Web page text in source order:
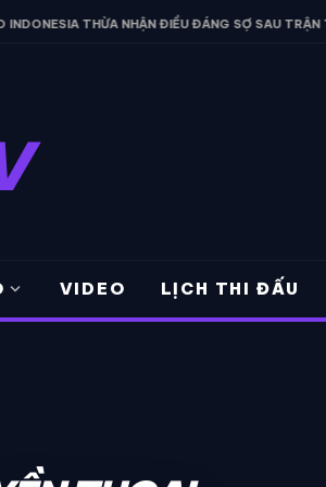
NHẬN ĐIỀU ĐÁNG SỢ SAU TRẬN THUA VIỆT NAM
expand_more VIDEO LỊCH THI ĐẤU